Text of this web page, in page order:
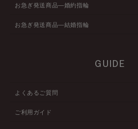
お急ぎ発送商品―婚約指輪
お急ぎ発送商品―結婚指輪
GUIDE
よくあるご質問
ご利用ガイド